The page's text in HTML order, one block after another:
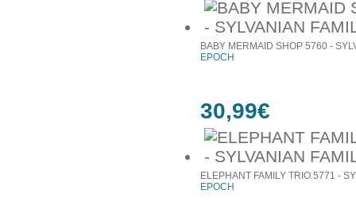
BABY MERMAID SHOP 5760 -
EPOCH
30,99€
ELEPHANT FAMILY TRIO 5771 -
EPOCH